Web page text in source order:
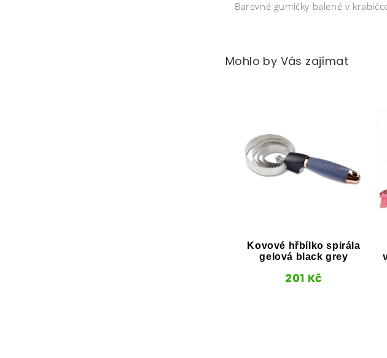
Barevné gumičky balené v
Mohlo by Vás zajímat
Kovové hřbílko spirála
gelová black grey
201 Kč